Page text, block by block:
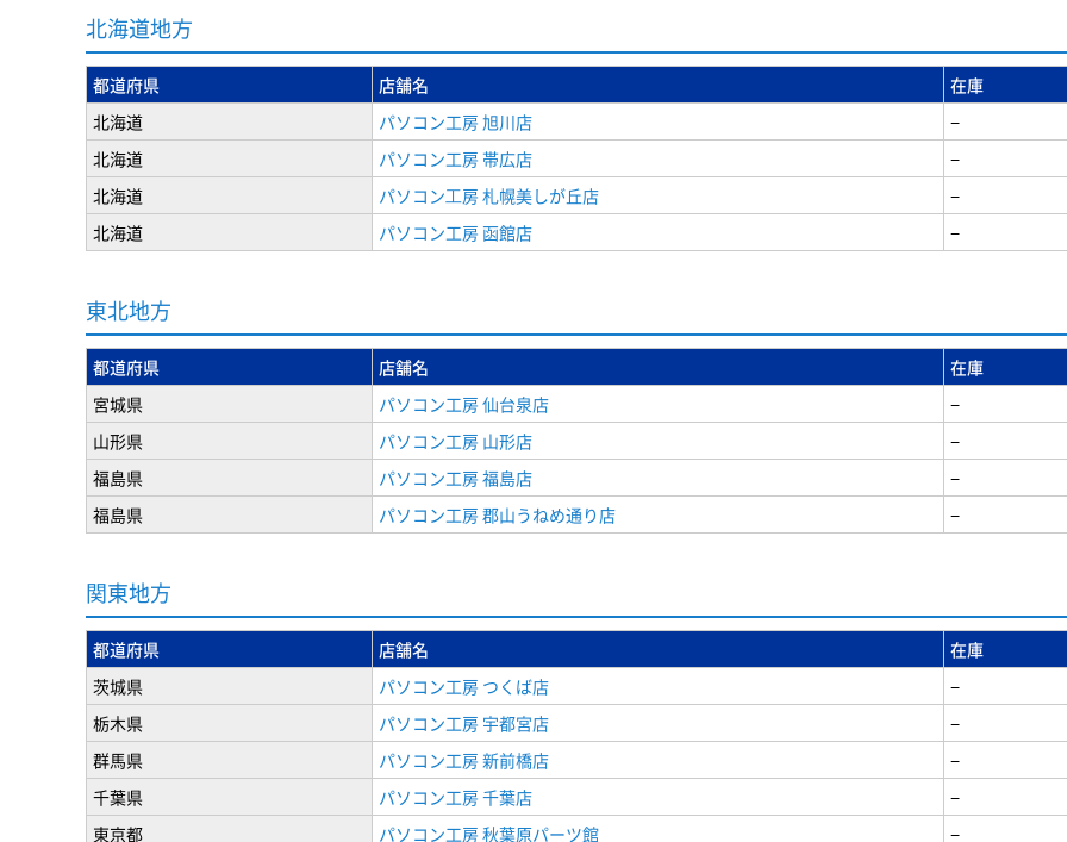
北海道地方
都道府県 店舗名
在庫
北海道
パソコン工房 旭川店
−
北海道
パソコン工房 帯広店
−
北海道
パソコン⼯房 札幌美しが丘店
−
北海道
パソコン工房 函館店 −
東北地方
都道府県 店舗名
在庫
宮城県
パソコン工房 仙台泉店
−
山形県
パソコン工房 山形店
−
福島県
パソコン工房 福島店
−
福島県
パソコン工房 郡山うねめ通り店 −
関東地方
都道府県 店舗名
在庫
茨城県
パソコン工房 つくば店
−
栃木県
パソコン工房 宇都宮店
−
群馬県
パソコン工房 新前橋店
−
千葉県
パソコン工房 千葉店
−
東京都
パソコン工房 秋葉原パーツ館
−